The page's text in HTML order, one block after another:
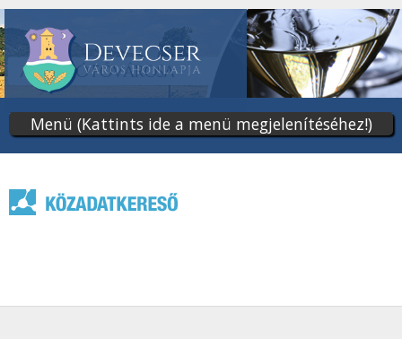
tartalomra
Menü (Kattints ide a menü megjelenítéséhez!)